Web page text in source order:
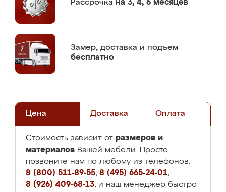
Рассрочка на 3, 4, 6 месяцев
Замер, доставка и подъем
бесплатно
Цена Доставка Оплата
Стоимость зависит от размеров и
материалов Вашей мебели. Просто
позвоните нам по любому из телефонов:
8 (800) 511-89-55, 8 (495) 665-24-01,
8 (926) 409-68-13, и наш менеджер быстро